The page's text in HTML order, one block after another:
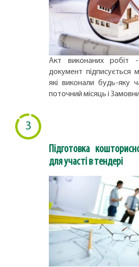
Акт виконаних робіт
документ підписується
які виконали будь-яку
поточний місяць і
3
Підготовка
для участі в тендері